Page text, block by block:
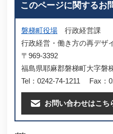
このページに関するお
磐梯町役場
行政経営課
行政経営・働き方の再デザ
〒969-3392
福島県耶麻郡磐梯町大字磐
Tel：0242-74-1211
Fax：
お問い合わせはこち